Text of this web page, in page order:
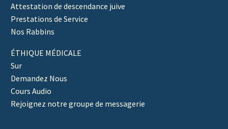
Attestation de descendance juive
Prestations de Service
Nos Rabbins
ÉTHIQUE MÉDICALE
Sur
Demandez Nous
Cours Audio
Rejoignez notre groupe de messagerie